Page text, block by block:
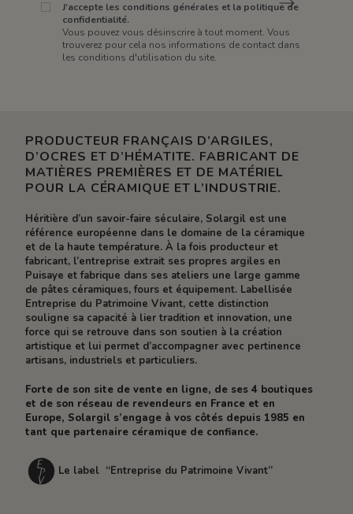
J'accepte les conditions générales et la politique de
confidentialité.
Vous pouvez vous désinscrire à tout moment. Vous
trouverez pour cela nos informations de contact dans
les conditions d'utilisation du site.
PRODUCTEUR FRANÇAIS D’ARGILES,
D’OCRES ET D’HÉMATITE. FABRICANT DE
MATIÈRES PREMIÈRES ET DE MATÉRIEL
POUR LA CÉRAMIQUE ET L’INDUSTRIE.
Héritière d’un savoir-faire séculaire, Solargil est une
référence européenne dans le domaine de la céramique
et de la haute température. À la fois producteur et
fabricant, l’entreprise extrait ses propres argiles en
Puisaye et fabrique dans ses ateliers une large gamme
de pâtes céramiques, fours et équipement. Labellisée
Entreprise du Patrimoine Vivant, cette distinction
souligne sa capacité à lier tradition et innovation, une
force qui se retrouve dans son soutien à la création
artistique et lui permet d’accompagner avec pertinence
artisans, industriels et particuliers.
Forte de son site de vente en ligne, de ses 4 boutiques
et de son réseau de revendeurs en France et en
Europe, Solargil s’engage à vos côtés depuis 1985 en
tant que partenaire céramique de confiance.
Le label “Entreprise du Patrimoine Vivant”